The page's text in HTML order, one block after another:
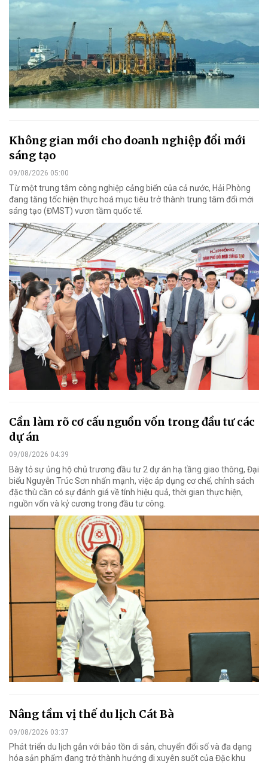
Không gian mới cho doanh nghiệp đổi mới
sáng tạo
09/08/2026 05:00
Từ một trung tâm công nghiệp cảng biển của cả nước, Hải Phòng
đang tăng tốc hiện thực hoá mục tiêu trở thành trung tâm đổi mới
sáng tạo (ĐMST) vươn tầm quốc tế.
Cần làm rõ cơ cấu nguồn vốn trong đầu tư các
dự án
09/08/2026 04:39
Bày tỏ sự ủng hộ chủ trương đầu tư 2 dự án hạ tầng giao thông, Đại
biểu Nguyễn Trúc Sơn nhấn mạnh, việc áp dụng cơ chế, chính sách
đặc thù cần có sự đánh giá về tính hiệu quả, thời gian thực hiện,
nguồn vốn và kỷ cương trong đầu tư công.
Nâng tầm vị thế du lịch Cát Bà
09/08/2026 03:37
Phát triển du lịch gắn với bảo tồn di sản, chuyển đổi số và đa dạng
hóa sản phẩm đang trở thành hướng đi xuyên suốt của Đặc khu